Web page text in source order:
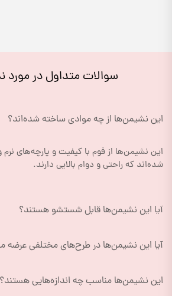
سوالات متداول در مورد
این نشیمن‌ها از چه موادی ساخته شده‌اند؟
شده‌اند که راحتی و دوام بالایی دارند.
آیا این نشیمن‌ها قابل شستشو هستند؟
آیا این نشیمن‌ها در طرح‌های مختلفی عرضه
این نشیمن‌ها مناسب چه اندازه‌هایی هستند؟